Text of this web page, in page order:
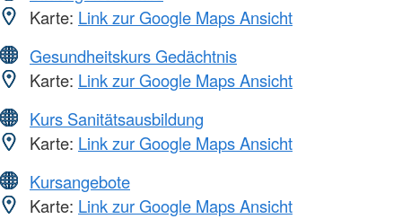
Karte: Link zur Google Maps Ansicht
Gesundheitskurs Gedächtnis
Karte: Link zur Google Maps Ansicht
Kurs Sanitätsausbildung
Karte: Link zur Google Maps Ansicht
Kursangebote
Karte: Link zur Google Maps Ansicht